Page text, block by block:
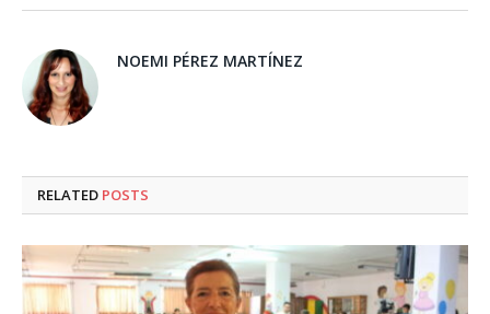
NOEMI PÉREZ MARTÍNEZ
RELATED POSTS